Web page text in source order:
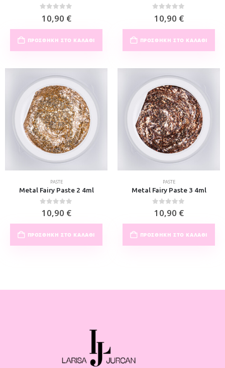
0out of 5
10,90 €
ΠΡΟΣΘΉΚΗ ΣΤΟ ΚΑΛΆΘΙ
0out of 5
10,90 €
ΠΡΟΣΘΉΚΗ ΣΤΟ ΚΑΛΆΘΙ
PASTE
Metal Fairy Paste 2 4ml
0out of 5
10,90 €
ΠΡΟΣΘΉΚΗ ΣΤΟ ΚΑΛΆΘΙ
PASTE
Metal Fairy Paste 3 4ml
0out of 5
10,90 €
ΠΡΟΣΘΉΚΗ ΣΤΟ ΚΑΛΆΘΙ